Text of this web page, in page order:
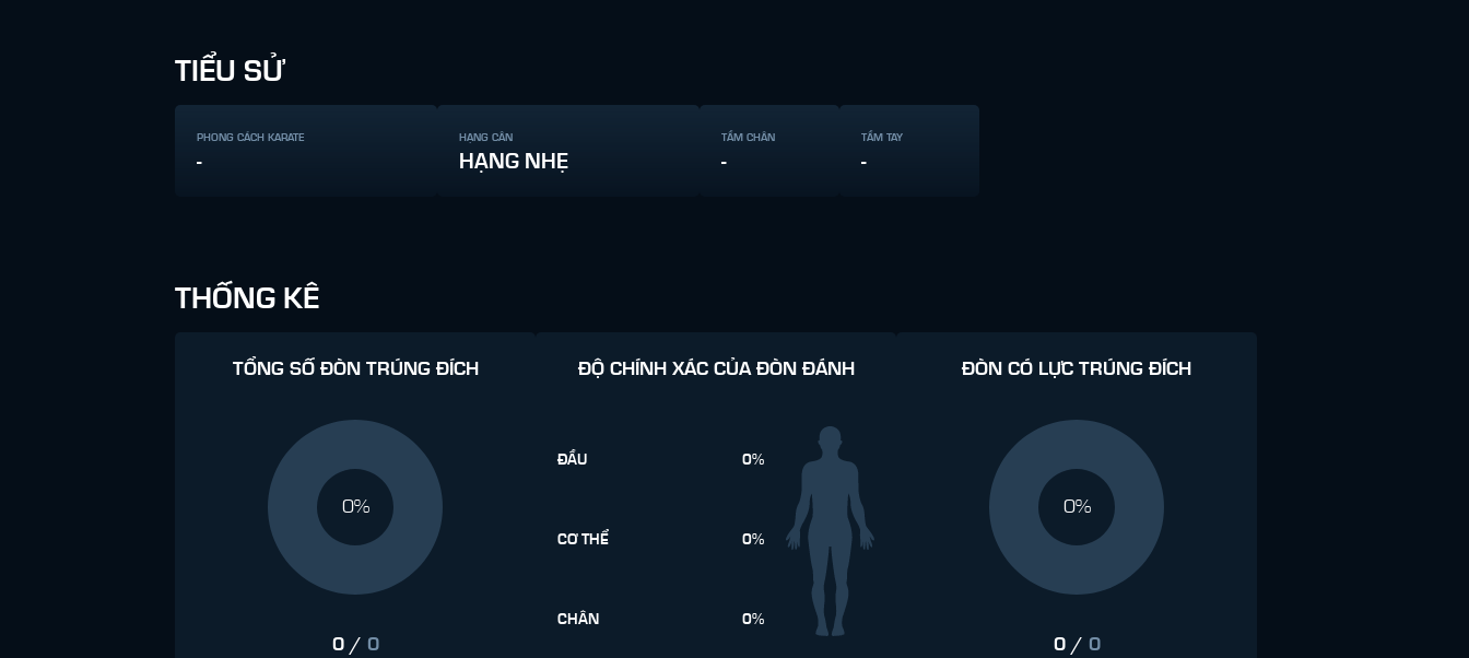
TIỂU SỬ
PHONG CÁCH KARATE
-
HẠNG CÂN
HẠNG NHẸ
TẦM CHÂN
-
TẦM TAY
-
THỐNG KÊ
TỔNG SỐ ĐÒN TRÚNG ĐÍCH
0%
0/ 0
ĐỘ CHÍNH XÁC CỦA ĐÒN ĐÁNH
ĐẦU 0%
CƠ THỂ 0%
CHÂN 0%
ĐÒN CÓ LỰC TRÚNG ĐÍCH
0%
0/ 0